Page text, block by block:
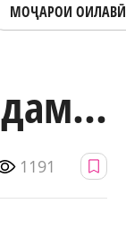
МОҶАРОИ ОИЛАВӢ
1191